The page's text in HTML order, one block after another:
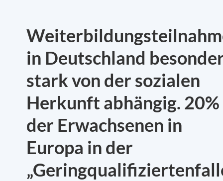
in Deutschland
stark von der sozialen
Herkunft abhängig. 20%
der Erwachsenen in
Europa in der